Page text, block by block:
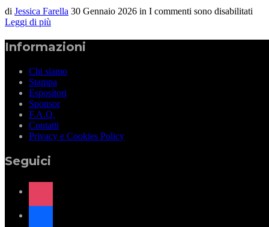
di Jessica Farella 30 Gennaio 2026 in I commenti sono disabilitati
Leggi di più
Informazioni
Chi siamo
Stampa
Espositori
Sponsor
F.A.Q.
Contatti
Privacy e Cookies Policy
Seguici
instagram
facebook